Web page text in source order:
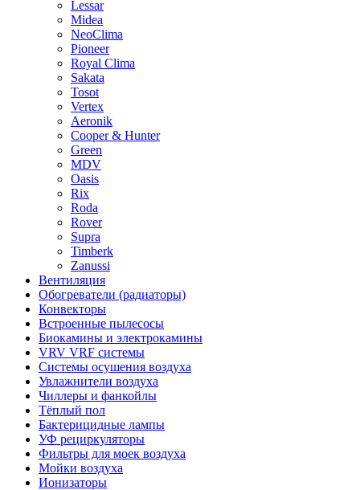
Lessar
Midea
NeoClima
Pioneer
Royal Clima
Sakata
Tosot
Vertex
Aeronik
Cooper & Hunter
Green
MDV
Oasis
Rix
Roda
Rover
Supra
Timberk
Zanussi
Вентиляция
Обогреватели (радиаторы)
Конвекторы
Встроенные пылесосы
Биокамины и электрокамины
VRV VRF системы
Системы осушения воздуха
Увлажнители воздуха
Чиллеры и фанкойлы
Тёплый пол
Бактерицидные лампы
УФ рециркуляторы
Фильтры для моек воздуха
Мойки воздуха
Ионизаторы